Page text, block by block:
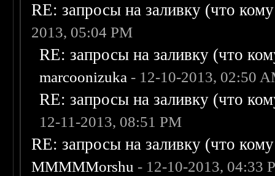
RE: запросы на заливку (что
2013, 05:04 PM
RE: запросы на заливку (что
marcoonizuka - 12-10-2013, 02:50
RE: запросы на заливку (что
12-11-2013, 08:51 PM
RE: запросы на заливку (что
MMMMMorshu - 12-10-2013, 04:33